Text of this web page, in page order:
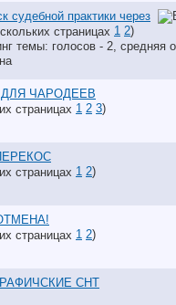
судебной практики через
1 2)
ЧАРОДЕЕВ
1 2 3)
1 2)
1 2)
СНТ